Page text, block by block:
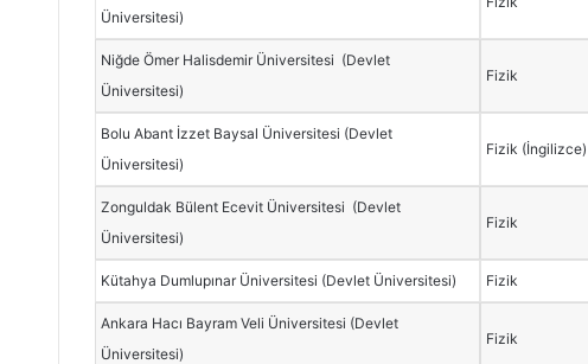
Üniversitesi)
Niğde Ömer Halisdemir Üniversitesi (Devlet
Üniversitesi)
Fizik
Bolu Abant İzzet Baysal Üniversitesi (Devlet
Üniversitesi)
Fizik (İngilizce)
Zonguldak Bülent Ecevit Üniversitesi (Devlet
Üniversitesi)
Fizik
Kütahya Dumlupınar Üniversitesi (Devlet Üniversitesi) Fizik
Ankara Hacı Bayram Veli Üniversitesi (Devlet
Üniversitesi)
Fizik